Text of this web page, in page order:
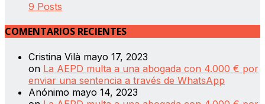
9 Posts
COMENTARIOS RECIENTES
Cristina Vilà mayo 17, 2023
on La AEPD multa a una abogada con 4.000 € por
enviar una sentencia a través de WhatsApp
Anónimo mayo 14, 2023